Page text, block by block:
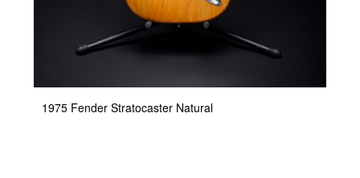
1975 Fender Stratocaster Natural